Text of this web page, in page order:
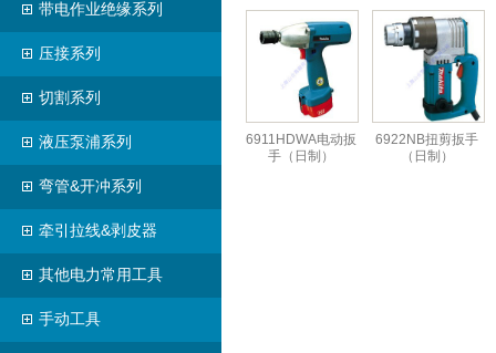
带电作业绝缘系列
压接系列
切割系列
液压泵浦系列
弯管&开冲系列
牵引拉线&剥皮器
其他电力常用工具
手动工具
6911HDWA电动扳
手（日制）
6922NB扭剪扳手
（日制）